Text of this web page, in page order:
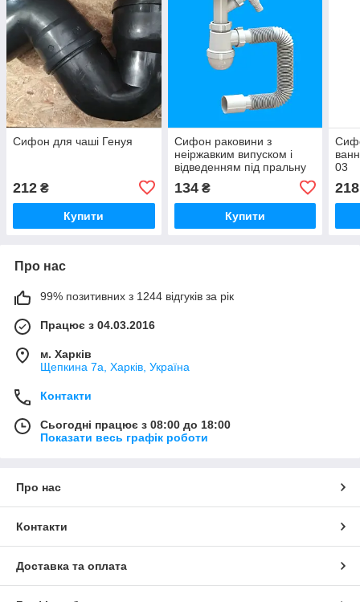
Сифон для чаші Генуя
212 ₴
Купити
Сифон раковини з
неіржавким випуском і
відведенням під пральну
134₴
Купити
03
218
Про нас
99% позитивних з 1244 відгуків за рік
Працює з 04.03.2016
м. Харків
Щепкина 7а, Харків, Україна
Контакти
Сьогодні працює з 08:00 до 18:00
Показати весь графік роботи
Про нас
Контакти
Доставка та оплата